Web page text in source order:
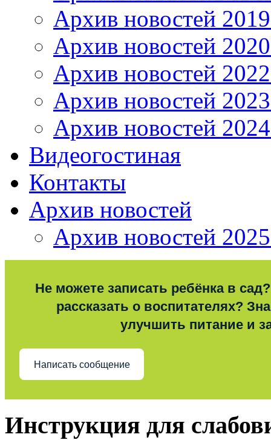
Архив новостей
Архив новостей
Архив новостей
Архив новостей
Архив новостей
Видеогостиная
Контакты
Архив новостей
Архив новостей
Не можете записать ребёнка в
рассказать о воспитателях?
улучшить питание и
Написать сообщение
Инструкция для